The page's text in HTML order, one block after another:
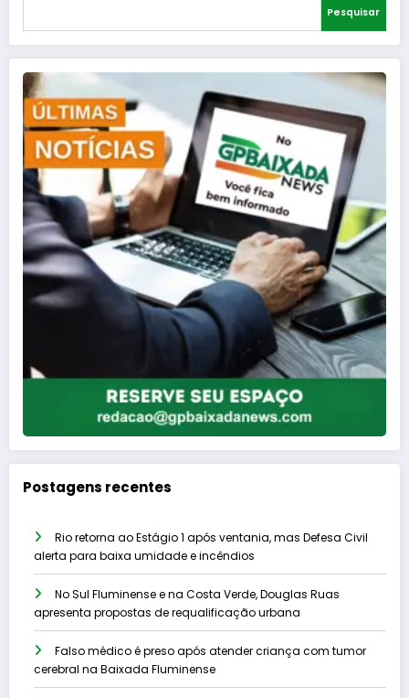
Pesquisar
Postagens recentes
Rio retorna ao Estágio 1 após ventania, mas Defesa Civil
alerta para baixa umidade e incêndios
No Sul Fluminense e na Costa Verde, Douglas Ruas
apresenta propostas de requalificação urbana
Falso médico é preso após atender criança com tumor
cerebral na Baixada Fluminense